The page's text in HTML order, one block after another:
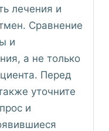
лечения и
Сравнение
и
а не только
Перед
уточните
и